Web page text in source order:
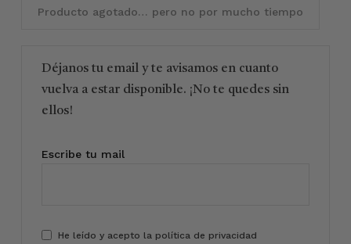
Producto agotado… pero no por mucho tiempo
Déjanos tu email y te avisamos en cuanto
vuelva a estar disponible. ¡No te quedes sin
ellos!
Escribe tu mail
He leído y acepto la política de privacidad